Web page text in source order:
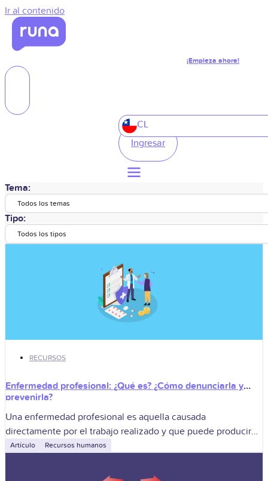
Ir al contenido
¡Empieza ahora!
CL
Ingresar
Tema:
Todos los temas
Tipo:
Todos los tipos
RECURSOS
Enfermedad profesional: ¿Qué es? ¿Cómo denunciarla y
prevenirla?
Una enfermedad profesional es aquella causada
directamente por el trabajo realizado y que puede producir
incapacidad o muerte. Para la empresa, gestionarla
Artículo Recursos humanos